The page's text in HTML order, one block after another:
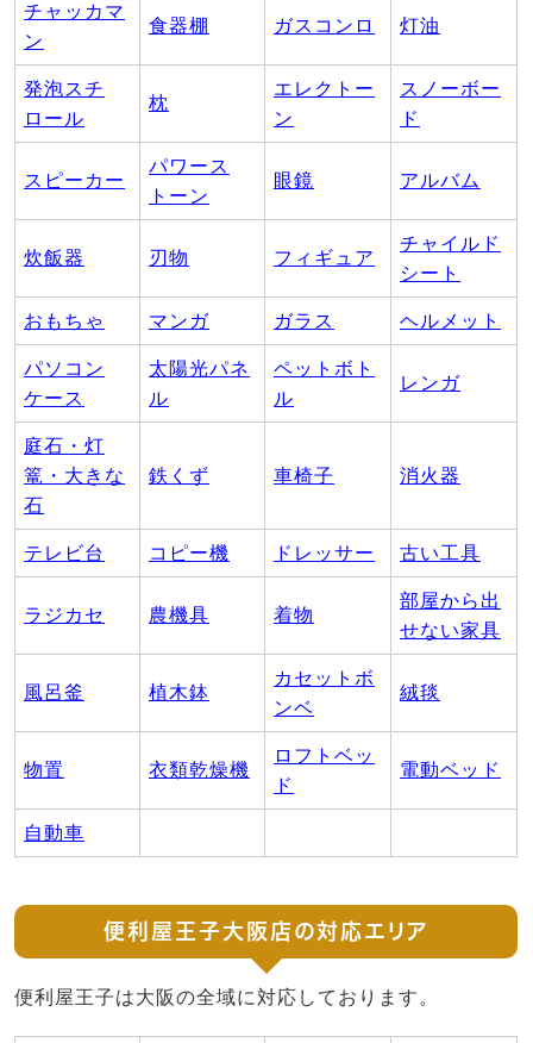
チャッカマ
ン
食器棚 ガスコンロ 灯油
発泡スチ
ロール
枕
エレクトー
ン
スノーボー
ド
スピーカー
パワース
トーン
眼鏡 アルバム
炊飯器 刃物 フィギュア
チャイルド
シート
おもちゃ マンガ ガラス ヘルメット
パソコン
ケース
太陽光パネ
ル
ペットボト
ル
レンガ
庭石・灯
篭・大きな
石
鉄くず 車椅子 消火器
テレビ台 コピー機 ドレッサー 古い工具
ラジカセ 農機具 着物
部屋から出
せない家具
風呂釜 植木鉢
カセットボ
ンベ
絨毯
物置 衣類乾燥機
ロフトベッ
ド
電動ベッド
自動車
便利屋王子大阪店の対応エリア
便利屋王子は大阪の全域に対応しております。